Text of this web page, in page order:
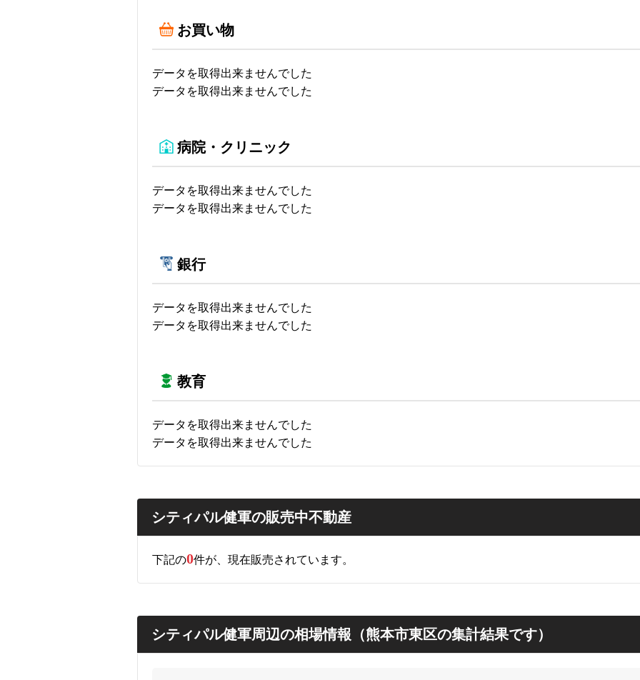
お買い物
データを取得出来ませんでした
データを取得出来ませんでした
病院・クリニック
データを取得出来ませんでした
データを取得出来ませんでした
銀行
データを取得出来ませんでした
データを取得出来ませんでした
教育
データを取得出来ませんでした
データを取得出来ませんでした
シティパル健軍の販売中不動産
下記の0件が、現在販売されています。
シティパル健軍周辺の相場情報（熊本市東区の集計結果です）